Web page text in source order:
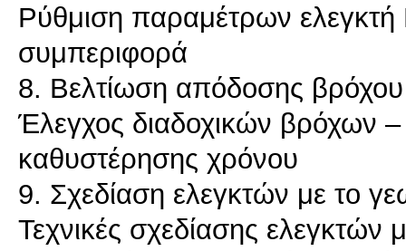
Ρύθμιση παραμέτρων ελεγκτή
συμπεριφορά
8. Βελτίωση απόδοσης
Έλεγχος διαδοχικών βρόχων
καθυστέρησης χρόνου
9. Σχεδίαση ελεγκτών με το
Τεχνικές σχεδίασης ελεγκτών